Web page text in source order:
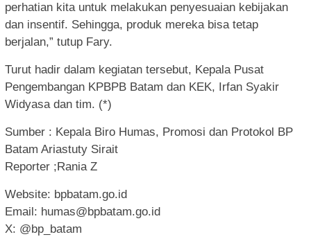
perhatian kita untuk melakukan penyesuaian kebijakan
dan insentif. Sehingga, produk mereka bisa tetap
berjalan,” tutup Fary.
Turut hadir dalam kegiatan tersebut, Kepala Pusat
Pengembangan KPBPB Batam dan KEK, Irfan Syakir
Widyasa dan tim. (*)
Sumber : Kepala Biro Humas, Promosi dan Protokol BP
Batam Ariastuty Sirait
Reporter ;Rania Z
Website: bpbatam.go.id
Email: humas@bpbatam.go.id
X: @bp_batam